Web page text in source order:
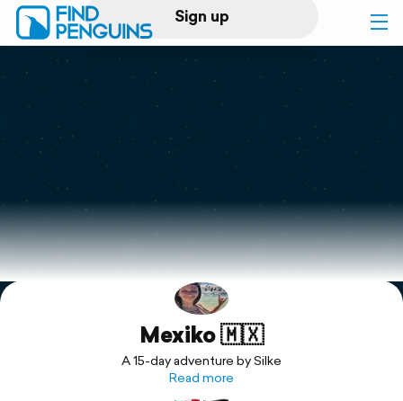
Sign up
Log in
Print a book
Flyover video
Explore
Mexiko 🇲🇽
A 15-day adventure by Silke
Read more